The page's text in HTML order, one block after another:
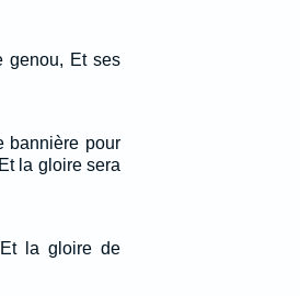
genou, Et ses
bannière pour
la gloire sera
la gloire de